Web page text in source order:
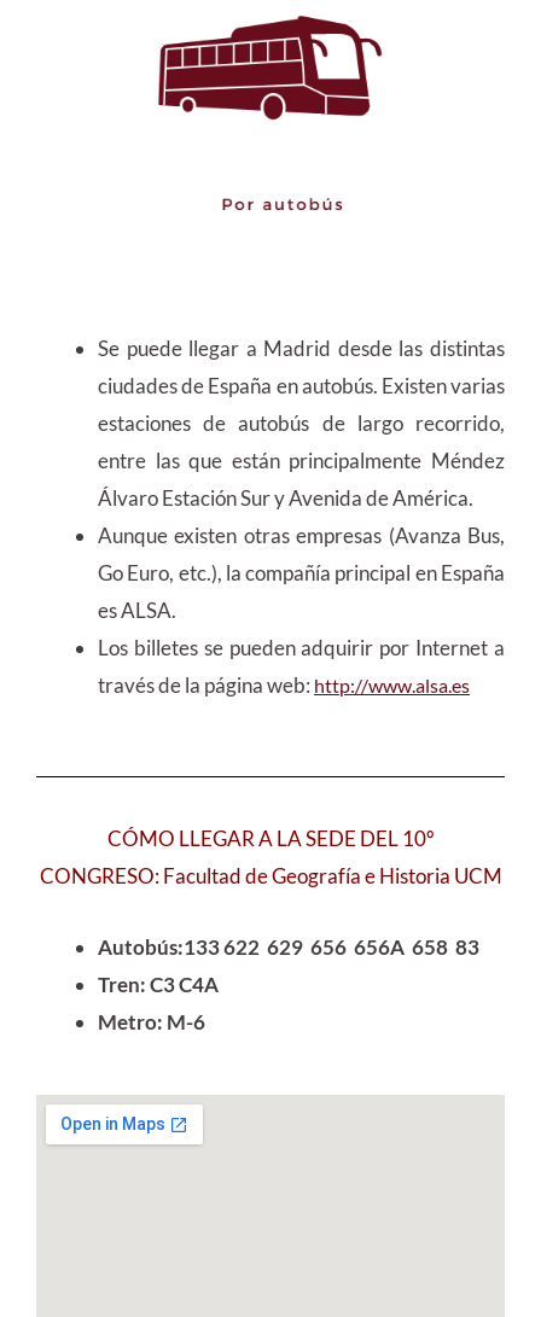
Se puede llegar a Madrid desde las distintas
ciudades de España en autobús. Existen varias
estaciones de autobús de largo recorrido,
entre las que están principalmente Méndez
Álvaro Estación Sur y Avenida de América.
Aunque existen otras empresas (Avanza Bus,
Go Euro, etc.), la compañía principal en España
es ALSA.
Los billetes se pueden adquirir por Internet a
través de la página web: http://www.alsa.es
CÓMO LLEGAR A LA SEDE DEL 10º
CONGRESO:Facultad de Geografía e Historia UCM
Autobús:133 622 629 656 656A 658 83
Tren: C3 C4A
Metro: M-6